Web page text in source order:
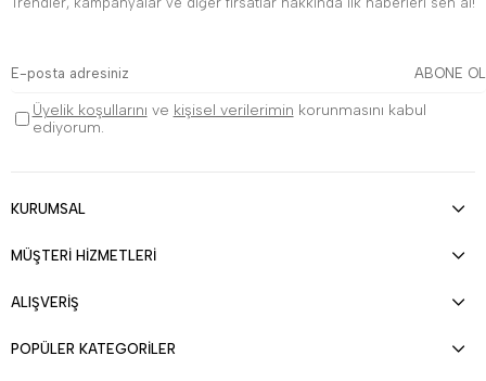
ABONE OL
Üyelik koşullarını ve kişisel verilerimin korunmasını kabul
ediyorum.
KURUMSAL
MÜŞTERİ HİZMETLERİ
ALIŞVERİŞ
POPÜLER KATEGORİLER